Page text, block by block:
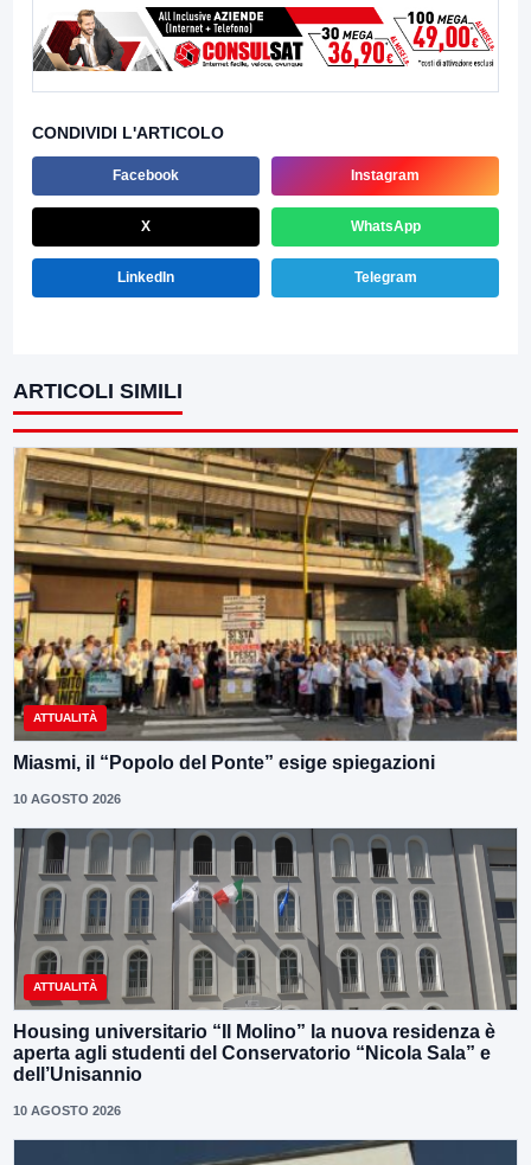
CONDIVIDI L'ARTICOLO
Facebook Instagram
X WhatsApp
LinkedIn Telegram
ARTICOLI SIMILI
ATTUALITÀ
Miasmi, il “Popolo del Ponte” esige spiegazioni
10 AGOSTO 2026
ATTUALITÀ
Housing universitario “Il Molino” la nuova residenza è
aperta agli studenti del Conservatorio “Nicola Sala” e
dell’Unisannio
10 AGOSTO 2026